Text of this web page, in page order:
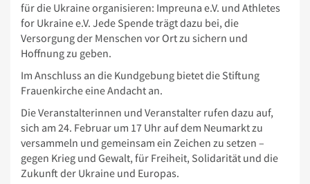
für die Ukraine organisieren: Impreuna e.V. und Athletes
for Ukraine e.V. Jede Spende trägt dazu bei, die
Versorgung der Menschen vor Ort zu sichern und
Hoffnung zu geben.
Im Anschluss an die Kundgebung bietet die Stiftung
Frauenkirche eine Andacht an.
Die Veranstalterinnen und Veranstalter rufen dazu auf,
sich am 24. Februar um 17 Uhr auf dem Neumarkt zu
versammeln und gemeinsam ein Zeichen zu setzen –
gegen Krieg und Gewalt, für Freiheit, Solidarität und die
Zukunft der Ukraine und Europas.